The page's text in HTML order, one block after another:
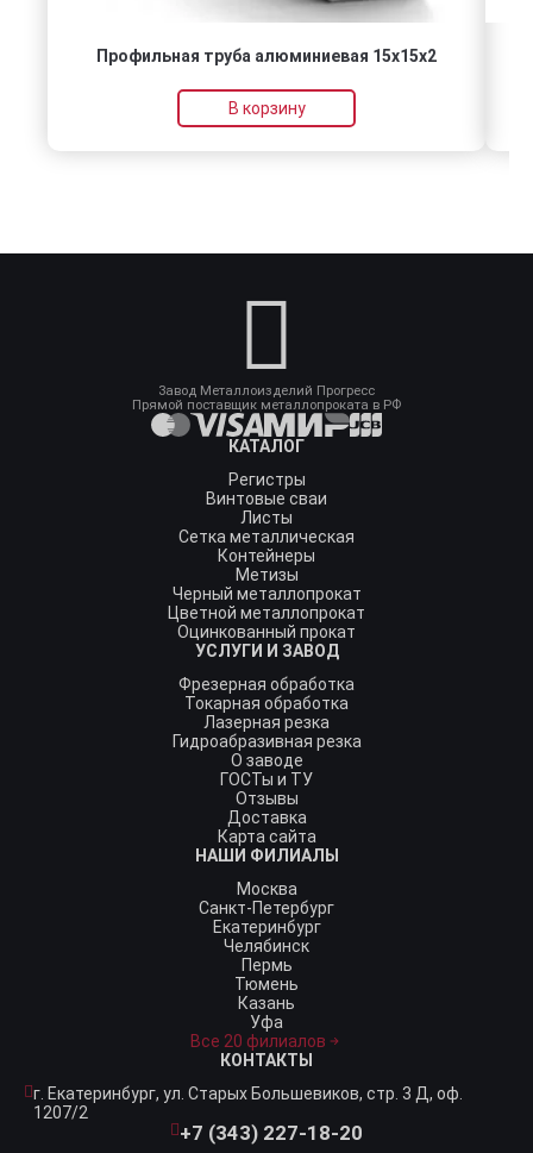
Профильная труба алюминиевая 15x15x2
В корзину
Завод Металлоизделий Прогресс
Прямой поставщик металлопроката в РФ
КАТАЛОГ
Регистры
Винтовые сваи
Листы
Сетка металлическая
Контейнеры
Метизы
Черный металлопрокат
Цветной металлопрокат
Оцинкованный прокат
УСЛУГИ И ЗАВОД
Фрезерная обработка
Токарная обработка
Лазерная резка
Гидроабразивная резка
О заводе
ГОСТы и ТУ
Отзывы
Доставка
Карта сайта
НАШИ ФИЛИАЛЫ
Москва
Санкт-Петербург
Екатеринбург
Челябинск
Пермь
Тюмень
Казань
Уфа
Все 20 филиалов
КОНТАКТЫ
г. Екатеринбург, ул. Старых Большевиков, стр. 3 Д, оф.
1207/2
+7 (343) 227-18-20